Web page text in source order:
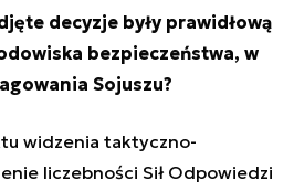
decyzje były prawidłową
bezpieczeństwa, w
Sojuszu?
widzenia taktyczno-
liczebności Sił Odpowiedzi